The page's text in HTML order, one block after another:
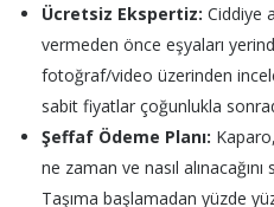
Ücretsiz Ekspertiz: Ciddiye
vermeden önce eşyaları
fotoğraf/video üzerinden
sabit fiyatlar çoğunlukla
Şeffaf Ödeme Planı:
ne zaman ve nasıl
Taşıma başlamadan yüzde